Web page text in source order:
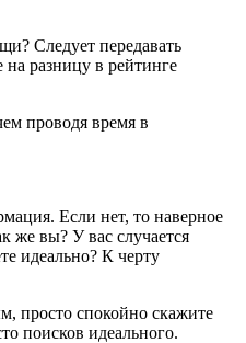
Следует передавать
разницу в рейтинге
проводя время в
Если нет, то наверное
же вы? У вас случается
идеально? К черту
просто спокойно скажите
поисков идеального.